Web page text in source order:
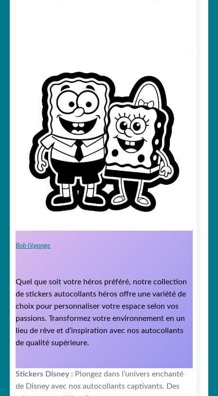
Bob l’éponge
Quel que soit votre héros préféré, notre collection
de stickers autocollants héros offre une variété de
choix pour personnaliser votre espace selon vos
passions. Transformez votre environnement en un
lieu de rêve et d’inspiration avec nos autocollants
de qualité supérieure.
Stickers Disney : Plongez dans l’univers enchanté
de Disney avec nos autocollants captivants. Des